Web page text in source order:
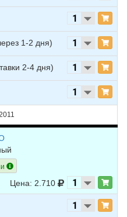
1-2 дня)
2-4 дня)
Цена: 2.710